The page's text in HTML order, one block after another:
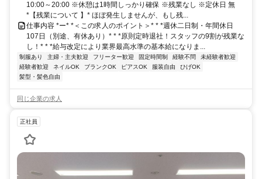
10:00～20:00 ※休憩は1時間しっかり確保 ※残業なし ※定休日 無
*【残業について 】* ほぼ発生しませんが、もし残...
仕事内容 *ー* *＜この求人のポイント＞* * *週休二日制・年間休日
107日（別途、有休あり）* * *原則定時退社！スタッフの9割が残業な
し！* * *給与改定により業界最高水準の基本給になりま...
制服あり 主婦・主夫歓迎 フリーター歓迎 固定時間制 経験不問
未経験者歓迎
経験者歓迎
ネイルOK ブランクOK ピアスOK 服装自由
ひげOK
髪型・髪色自由
同じ企業の求人
正社員